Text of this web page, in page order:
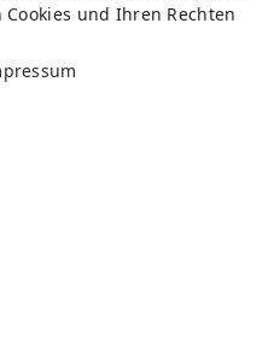
in Europa
Lieferzeiten für andere
und Ihren Rechten